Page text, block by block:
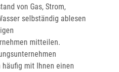
von Gas, Strom,
selbständig ablesen
mitteilen.
mit Ihnen einen